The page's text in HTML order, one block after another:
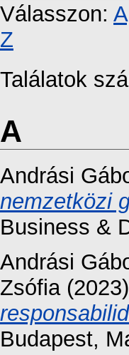
Válasszon: A
Z
Találatok
A
Andrási
nemzetközi
Business &
Andrási
Zsófia(2023)
Budapest,